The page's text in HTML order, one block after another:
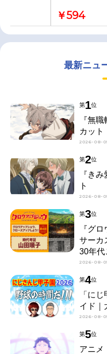
￥594
最新ニュ
第1位
『無
カット
2026-08-
第2位
『き
ト
2026-08-
第3位
『グ
サーカ
30年代
2026-08-
第4位
「に
イド｜
2026-08-
第5位
アニメ